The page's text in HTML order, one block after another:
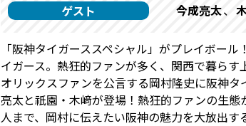
ゲスト 今成亮太
「阪神タイガーススペシャル」がプレイボー
イガース。熱狂的ファンが多く、関西で暮らす
オリックスファンを公言する岡村隆史に阪神
亮太と祇園・木﨑が登場！熱狂的ファンの生
人まで、岡村に伝えたい阪神の魅力を大放出す